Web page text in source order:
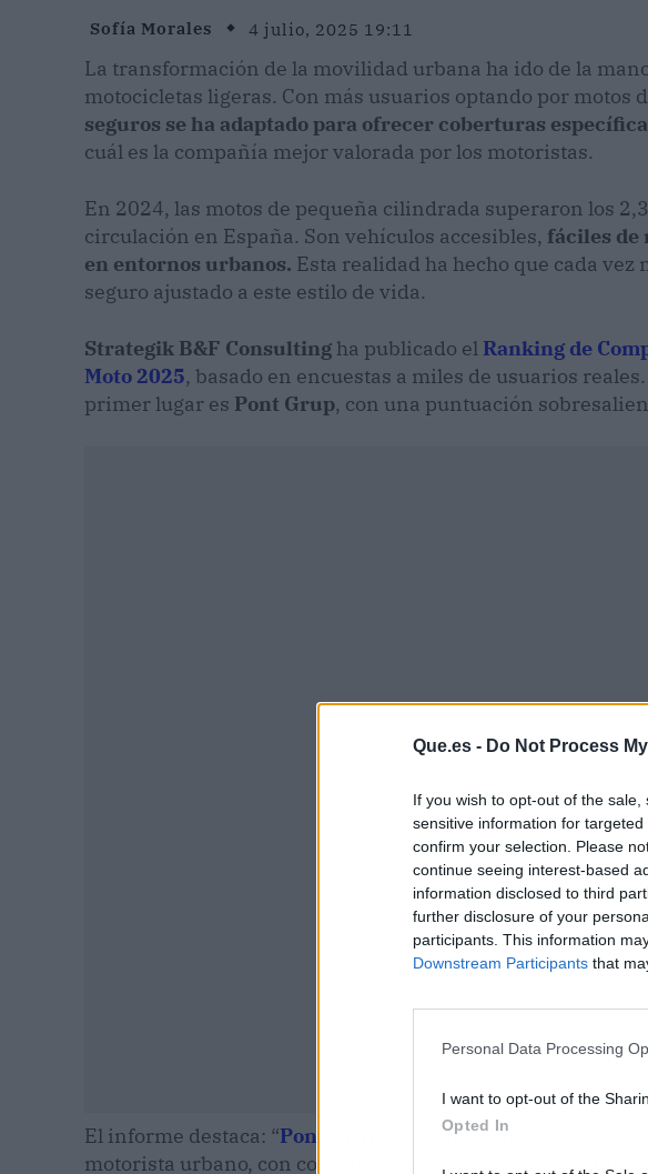
Que.es - Do Not Process
If you wish to opt-out of the
sensitive information for
confirm your selection. Please
continue seeing interest-based
information disclosed to third
further disclosure of your
participants. This information
Downstream Participants that
Personal Data Processing
I want to opt-out of the
Opted In
Sofía Morales 4 julio, 2025 19:11
La transformación de la movilidad urbana ha ido de la
motocicletas ligeras. Con más usuarios optando por motos
seguros se ha adaptado para ofrecer coberturas
cuál es la compañía mejor valorada por los motoristas.
En 2024, las motos de pequeña cilindrada superaron los
circulación en España. Son vehículos accesibles, fáciles de
en entornos urbanos. Esta realidad ha hecho que cada
seguro ajustado a este estilo de vida.
Strategik B&F Consulting ha publicado el Ranking de
Moto 2025, basado en encuestas a miles de usuarios
primer lugar es Pont Grup, con una puntuación
El informe destaca: “Pont Grup
ha sabido especializarse,
motorista urbano, con coberturas exclusivas como las